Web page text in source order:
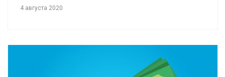
4 августа 2020